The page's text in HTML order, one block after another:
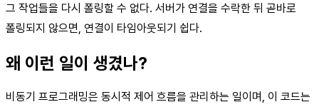
그 작업들을 다시 폴링할 수 없다. 서버가 연결을 수락한 뒤 곧바로
폴링되지 않으면, 연결이 타임아웃되기 쉽다.
왜 이런 일이 생겼나?
비동기 프로그래밍은 동시적 제어 흐름을 관리하는 일이며, 이 코드는